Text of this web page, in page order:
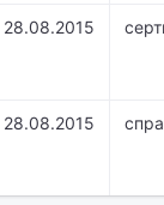
28.08.2015
28.08.2015